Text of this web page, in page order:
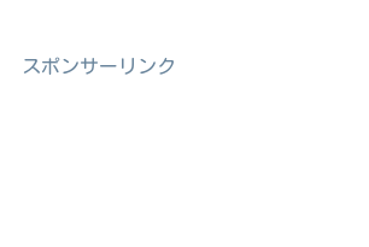
スポンサーリンク